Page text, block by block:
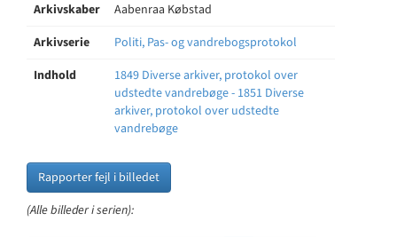
Arkivskaber
Aabenraa Købstad
Arkivserie
Politi, Pas- og vandrebogsprotokol
Indhold
1849 Diverse arkiver, protokol over
udstedte vandrebøge - 1851 Diverse
arkiver, protokol over udstedte
vandrebøge
Rapporter fejl i billedet
(Alle billeder i serien):